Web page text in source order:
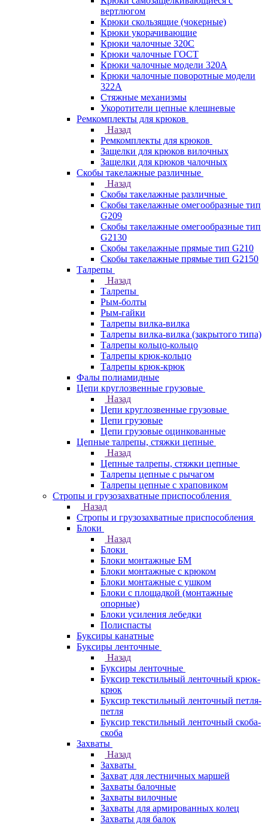
вертлюгом
Крюки скользящие (чокерные)
Крюки укорачивающие
Крюки чалочные 320C
Крюки чалочные ГОСТ
Крюки чалочные модели 320А
Крюки чалочные поворотные модели
322А
Стяжные механизмы
Укоротители цепные клешневые
Ремкомплекты для крюков
Назад
Ремкомплекты для крюков
Защелки для крюков вилочных
Защелки для крюков чалочных
Скобы такелажные различные
Назад
Скобы такелажные различные
Скобы такелажные омегообразные тип
G209
Скобы такелажные омегообразные тип
G2130
Скобы такелажные прямые тип G210
Скобы такелажные прямые тип G2150
Талрепы
Назад
Талрепы
Рым-болты
Рым-гайки
Талрепы вилка-вилка
Талрепы вилка-вилка (закрытого типа)
Талрепы кольцо-кольцо
Талрепы крюк-кольцо
Талрепы крюк-крюк
Фалы полиамидные
Цепи круглозвенные грузовые
Назад
Цепи круглозвенные грузовые
Цепи грузовые
Цепи грузовые оцинкованные
Цепные талрепы, стяжки цепные
Назад
Цепные талрепы, стяжки цепные
Талрепы цепные с рычагом
Талрепы цепные с храповиком
Стропы и грузозахватные приспособления
Назад
Стропы и грузозахватные приспособления
Блоки
Назад
Блоки
Блоки монтажные БМ
Блоки монтажные с крюком
Блоки монтажные с ушком
Блоки с площадкой (монтажные
опорные)
Блоки усиления лебедки
Полиспасты
Буксиры канатные
Буксиры ленточные
Назад
Буксиры ленточные
Буксир текстильный ленточный крюк-
крюк
Буксир текстильный ленточный петля-
петля
Буксир текстильный ленточный скоба-
скоба
Захваты
Назад
Захваты
Захват для лестничных маршей
Захваты балочные
Захваты вилочные
Захваты для армированных колец
Захваты для балок